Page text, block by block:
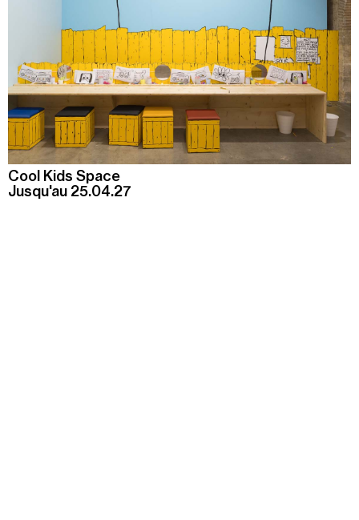
Cool Kids Space
Jusqu'au 25.04.27